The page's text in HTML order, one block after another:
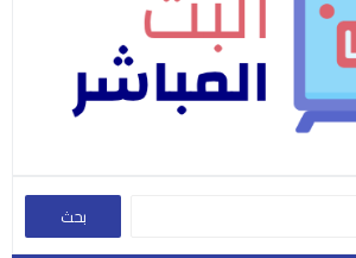
الأكثر شعبية
غيابات بسبب الإصابة
والد لامين يامال يتعرض للطعن في إسبانيا